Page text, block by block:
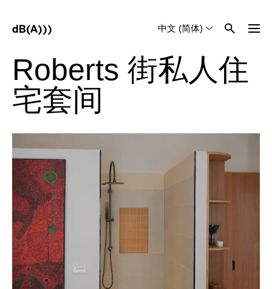
中文 (简体)
Roberts 街私人住
宅套间